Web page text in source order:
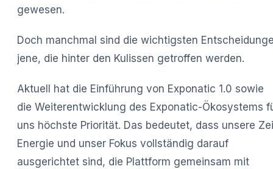
gewesen.
Doch manchmal sind die wichtigsten
jene, die hinter den Kulissen getroffen werden.
Aktuell hat die Einführung von Exponatic 1.0 sowie
die Weiterentwicklung des Exponatic-Ökosystems
uns höchste Priorität. Das bedeutet, dass unsere
Energie und unser Fokus vollständig darauf
ausgerichtet sind, die Plattform gemeinsam mit